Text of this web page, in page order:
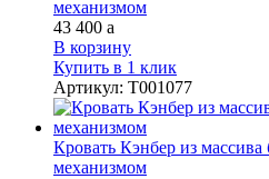
механизмом
43 400 a
В корзину
Купить в 1 клик
Артикул: Т001077
Кровать Кэнбер из
механизмом